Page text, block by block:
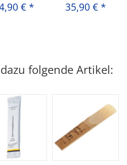
€ * 35,90 € *
folgende Artikel: